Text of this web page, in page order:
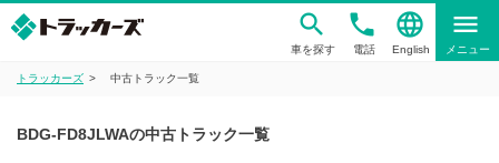
車を探す
phone
電話
language
English
menu
メニュー
トラッカーズ 中古トラック一覧
BDG-FD8JLWAの中古トラック一覧